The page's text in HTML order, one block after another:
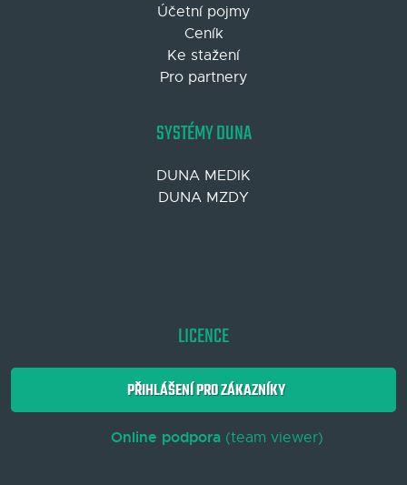
Účetní pojmy
Ceník
Ke stažení
Pro partnery
SYSTÉMY DUNA
DUNA MEDIK
DUNA MZDY
LICENCE
PŘIHLÁŠENÍ PRO ZÁKAZNÍKY
Online podpora(team viewer)